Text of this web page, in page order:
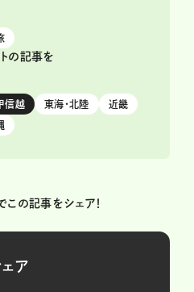
の記事を
信越 東海・北陸 近畿
の記事をシェア！
ア